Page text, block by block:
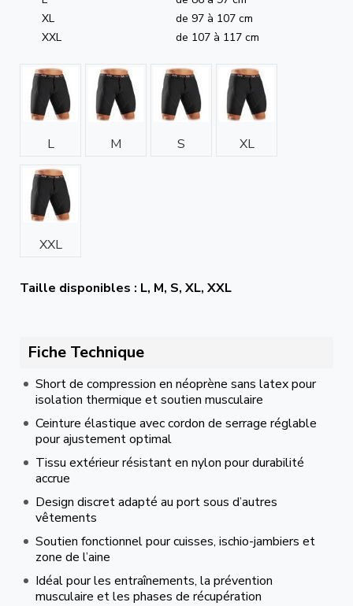
XL
de 97 à 107 cm
XXL
de 107 à 117 cm
L M S XL
XXL
Taille disponibles : L, M, S, XL, XXL
Fiche Technique
Short de compression en néoprène sans latex pour
isolation thermique et soutien musculaire
Ceinture élastique avec cordon de serrage réglable
pour ajustement optimal
Tissu extérieur résistant en nylon pour durabilité
accrue
Design discret adapté au port sous d’autres
vêtements
Soutien fonctionnel pour cuisses, ischio-jambiers et
zone de l’aine
Idéal pour les entraînements, la prévention
musculaire et les phases de récupération